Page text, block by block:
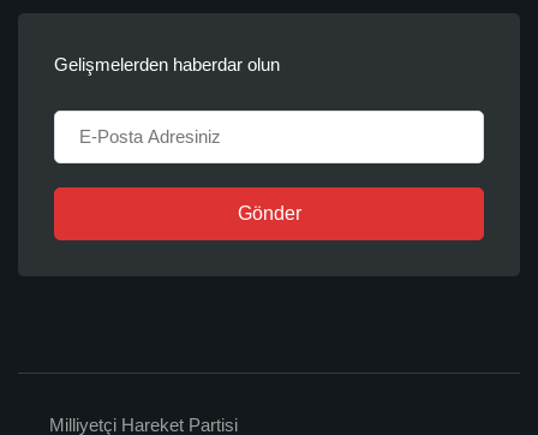
Gelişmelerden haberdar olun
Gönder
Milliyetçi Hareket Partisi